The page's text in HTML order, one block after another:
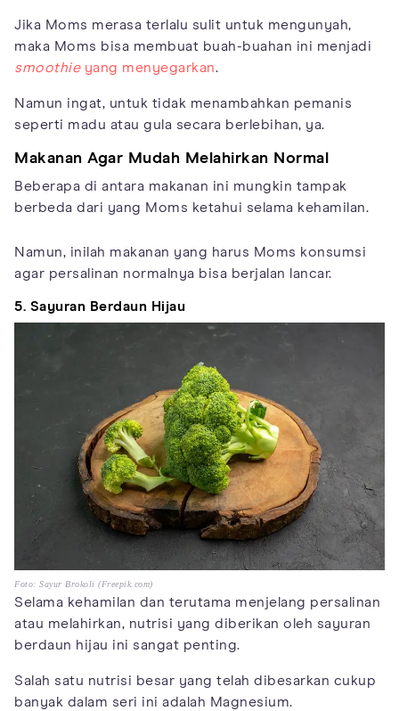
Jika Moms merasa terlalu sulit untuk mengunyah,
maka Moms bisa membuat buah-buahan ini menjadi
smoothieyang menyegarkan.
Namun ingat, untuk tidak menambahkan pemanis
seperti madu atau gula secara berlebihan, ya.
Makanan Agar Mudah Melahirkan Normal
Beberapa di antara makanan ini mungkin tampak
berbeda dari yang Moms ketahui selama kehamilan.
Namun, inilah makanan yang harus Moms konsumsi
agar persalinan normalnya bisa berjalan lancar.
5. Sayuran Berdaun Hijau
Foto: Sayur Brokoli (Freepik.com)
Selama kehamilan dan terutama menjelang persalinan
atau melahirkan, nutrisi yang diberikan oleh sayuran
berdaun hijau ini sangat penting.
Salah satu nutrisi besar yang telah dibesarkan cukup
banyak dalam seri ini adalah Magnesium.